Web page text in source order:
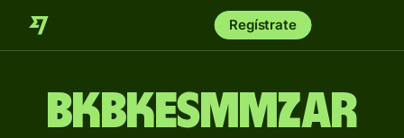
Regístrate
BKBKESMMZAR